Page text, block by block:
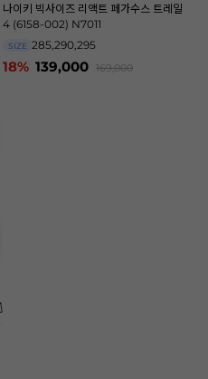
나이키 빅사이즈 리액트 페가수스 트레일
4 (6158-002) N7011
SIZE 285,290,295
18% 139,000 169,000